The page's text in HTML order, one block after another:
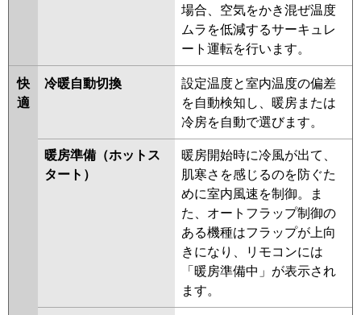
PA-P280E7HN PA-P280E6HNB
PA-P280E6HN
場合、空気をかき混ぜ温度
ムラを低減するサーキュレ
ート運転を行います。
快
適
冷暖自動切換
設定温度と室内温度の偏差
を自動検知し、暖房または
冷房を自動で選びます。
暖房準備（ホットス
タート）
暖房開始時に冷風が出て、
肌寒さを感じるのを防ぐた
めに室内風速を制御。ま
た、オートフラップ制御の
ある機種はフラップが上向
きになり、リモコンには
「暖房準備中」が表示され
ます。